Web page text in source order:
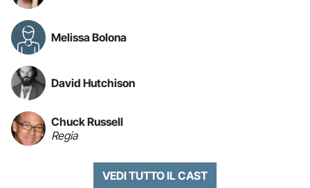
Melissa Bolona
David Hutchison
Chuck Russell
Regia
VEDI TUTTO IL CAST